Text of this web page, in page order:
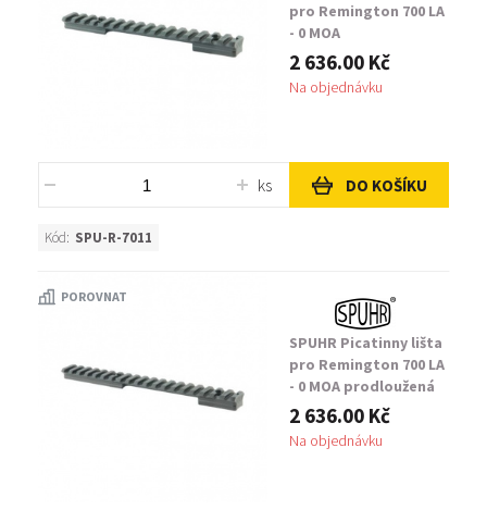
pro Remington 700 LA
- 0 MOA
2 636.00 Kč
Na objednávku
ks DO KOŠÍKU
Kód: SPU-R-7011
POROVNAT
SPUHR Picatinny lišta
pro Remington 700 LA
- 0 MOA prodloužená
2 636.00 Kč
Na objednávku